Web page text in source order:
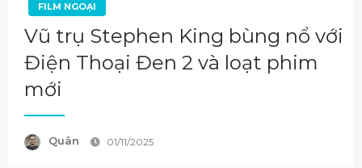
FILM NGOẠI
Vũ trụ Stephen King bùng nổ với
Điện Thoại Đen 2 và loạt phim
mới
Quân 01/11/2025